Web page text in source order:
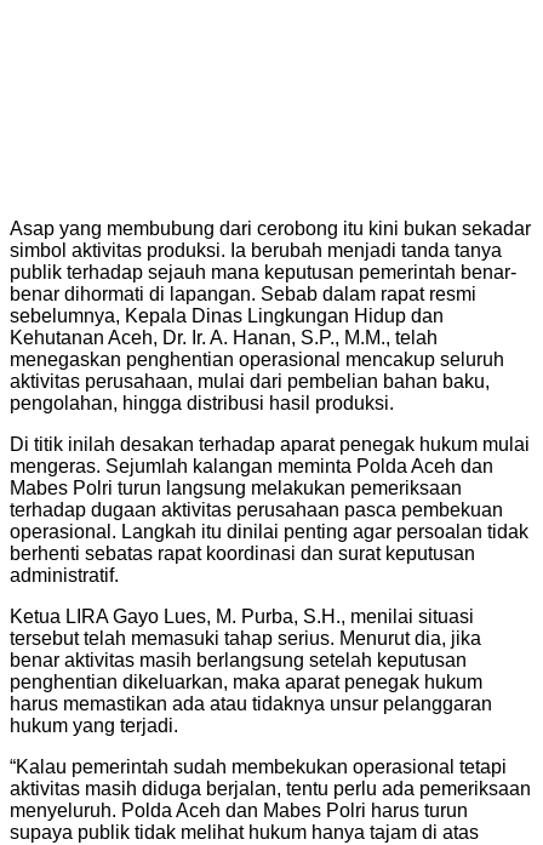
Asap yang membubung dari cerobong itu kini bukan sekadar
simbol aktivitas produksi. Ia berubah menjadi tanda tanya
publik terhadap sejauh mana keputusan pemerintah benar-
benar dihormati di lapangan. Sebab dalam rapat resmi
sebelumnya, Kepala Dinas Lingkungan Hidup dan
Kehutanan Aceh, Dr. Ir. A. Hanan, S.P., M.M., telah
menegaskan penghentian operasional mencakup seluruh
aktivitas perusahaan, mulai dari pembelian bahan baku,
pengolahan, hingga distribusi hasil produksi.
Di titik inilah desakan terhadap aparat penegak hukum mulai
mengeras. Sejumlah kalangan meminta Polda Aceh dan
Mabes Polri turun langsung melakukan pemeriksaan
terhadap dugaan aktivitas perusahaan pasca pembekuan
operasional. Langkah itu dinilai penting agar persoalan tidak
berhenti sebatas rapat koordinasi dan surat keputusan
administratif.
Ketua LIRA Gayo Lues, M. Purba, S.H., menilai situasi
tersebut telah memasuki tahap serius. Menurut dia, jika
benar aktivitas masih berlangsung setelah keputusan
penghentian dikeluarkan, maka aparat penegak hukum
harus memastikan ada atau tidaknya unsur pelanggaran
hukum yang terjadi.
“Kalau pemerintah sudah membekukan operasional tetapi
aktivitas masih diduga berjalan, tentu perlu ada pemeriksaan
menyeluruh. Polda Aceh dan Mabes Polri harus turun
supaya publik tidak melihat hukum hanya tajam di atas